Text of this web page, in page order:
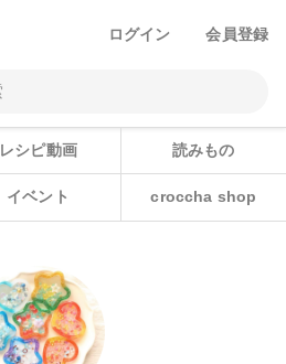
ログイン 会員登録
レシピ動画 読みもの
イベント croccha shop